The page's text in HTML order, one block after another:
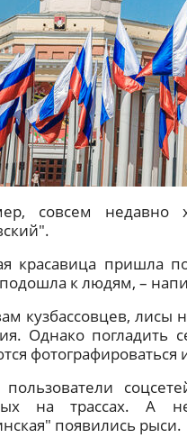
совсем недавно
красавица пришла
к людям, –
кузбассовцев, лисы
Однако погладить
пользователи
на трассах. А
появились рыси.